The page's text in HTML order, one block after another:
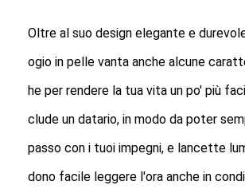
Orologio per bambini
Ricambi per orologi
Ricambi per cinture da orologio
Oltre al suo design elegante e
ogio in pelle vanta anche alcune
he per rendere la tua vita un po' più
clude un datario, in modo da poter
passo con i tuoi impegni, e lancette
dono facile leggere l'ora anche in